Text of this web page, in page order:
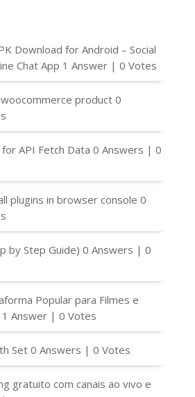
Download for Android – Social
Chat App 1 Answer | 0 Votes
product 0
API Fetch Data 0 Answers | 0
plugins in browser console 0
by Step Guide) 0 Answers | 0
Popular para Filmes e
1 Answer | 0 Votes
Set 0 Answers | 0 Votes
gratuito com canais ao vivo e